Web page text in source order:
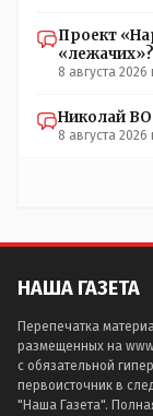
Проект
«лежачих»?
8 августа 2026
Николай
8 августа 2026
НАША ГАЗЕТА
Перепечатка
размещенных на
с обязательной
первоисточник в
"Наша Газета".